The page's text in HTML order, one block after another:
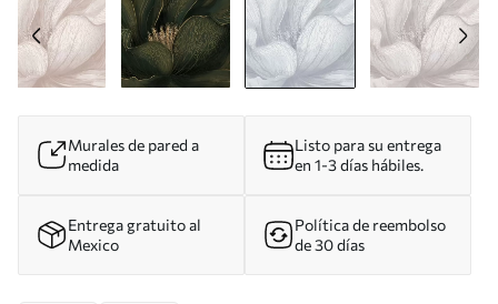
Murales de pared a
medida
Listo para su entrega
en 1-3 días hábiles.
Entrega gratuito al
Mexico
Política de reembolso
de 30 días